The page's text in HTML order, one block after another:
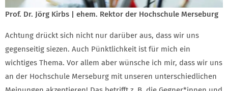
Prof. Dr. Jörg Kirbs | ehem. Rektor der Hochschule Merseburg
Achtung drückt sich nicht nur darüber aus, dass wir uns
gegenseitig siezen. Auch Pünktlichkeit ist für mich ein
wichtiges Thema. Vor allem aber wünsche ich mir, dass wir uns
an der Hochschule Merseburg mit unseren unterschiedlichen